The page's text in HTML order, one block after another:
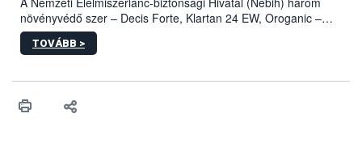
növényvédő szer – Decis Forte, Klartan 24 EW, Oroganic –
engedélyokiratát módosította, így azok a szüretet követően,
egészen a vesszőérettség (BBCH 91) stádiumáig
érésű szőlőkben is legyen lehetőség a károsító elleni további
felhasználók számára is elérhető és ökológiai termesztésben is
TOVÁBB >